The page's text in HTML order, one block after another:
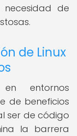
de
de Linux
entornos
de beneficios
ser de código
la barrera